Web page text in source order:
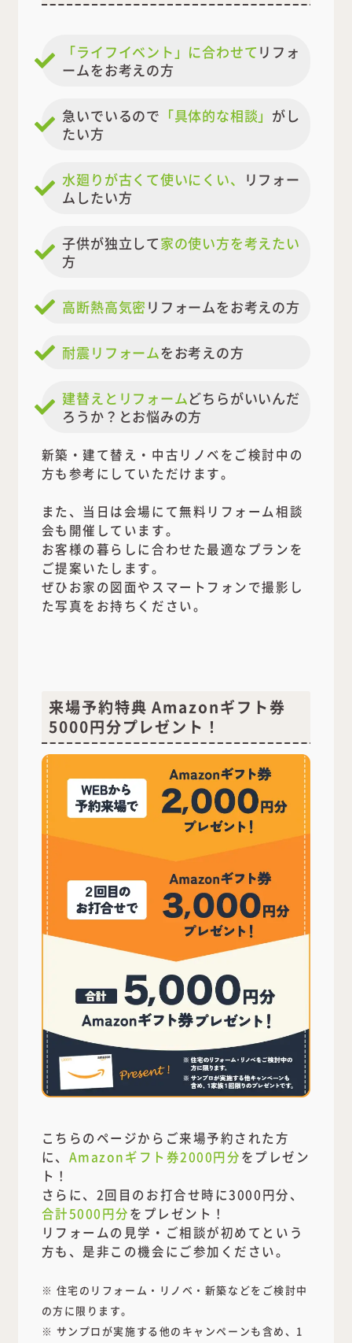
「ライフイベント」に合わせて リフォ
ームをお考えの方
急いでいるので 「具体的な相談」 がし
たい方
水廻りが古くて使いにくい、 リフォー
ムしたい方
子供が独立して家の使い方を考えたい
方
高断熱高気密リフォームをお考えの方
耐震リフォームをお考えの方
建替えとリフォームどちらがいいんだ
ろうか？とお悩みの方
新築・建て替え・中古リノベをご検討中の
方も参考にしていただけます。
また、当日は会場にて無料リフォーム相談
会も開催しています。
お客様の暮らしに合わせた最適なプランを
ご提案いたします。
ぜひお家の図面やスマートフォンで撮影し
た写真をお持ちください。
来場予約特典 Amazonギフト券
5000円分プレゼント！
こちらのページからご来場予約された方
に、 Amazonギフト券2000円分をプレゼン
ト！
さらに、2回目のお打合せ時に3000円分、
合計5000円分をプレゼント！
リフォームの見学・ご相談が初めてという
方も、是非この機会にご参加ください。
※ 住宅のリフォーム・リノベ・新築などをご検討中
の方に限ります。
※ サンプロが実施する他のキャンペーンも含め、1